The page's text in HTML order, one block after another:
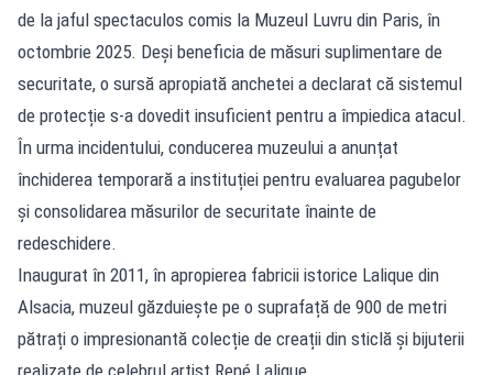
de la jaful spectaculos comis la Muzeul Luvru din Paris, în
octombrie 2025. Deși beneficia de măsuri suplimentare de
securitate, o sursă apropiată anchetei a declarat că sistemul
de protecție s-a dovedit insuficient pentru a împiedica atacul.
În urma incidentului, conducerea muzeului a anunțat
închiderea temporară a instituției pentru evaluarea pagubelor
și consolidarea măsurilor de securitate înainte de
redeschidere.
Inaugurat în 2011, în apropierea fabricii istorice Lalique din
Alsacia, muzeul găzduiește pe o suprafață de 900 de metri
pătrați o impresionantă colecție de creații din sticlă și bijuterii
realizate de celebrul artist René Lalique.